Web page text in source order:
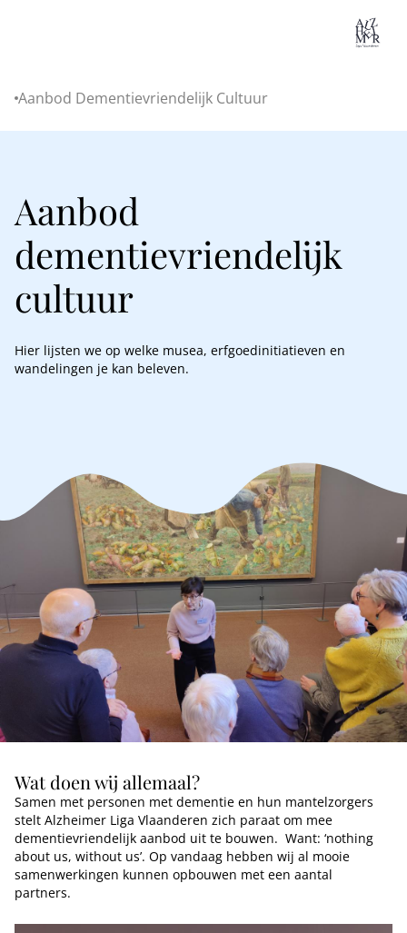
Home
Aanbod Dementievriendelijk Cultuur
Aanbod
dementievriendelijk
cultuur
Hier lijsten we op welke musea, erfgoedinitiatieven en
wandelingen je kan beleven.
Wat doen wij allemaal?
Samen met personen met dementie en hun mantelzorgers
stelt Alzheimer Liga Vlaanderen zich paraat om mee
dementievriendelijk aanbod uit te bouwen. Want: ‘nothing
about us, without us’. Op vandaag hebben wij al mooie
samenwerkingen kunnen opbouwen met een aantal
partners.